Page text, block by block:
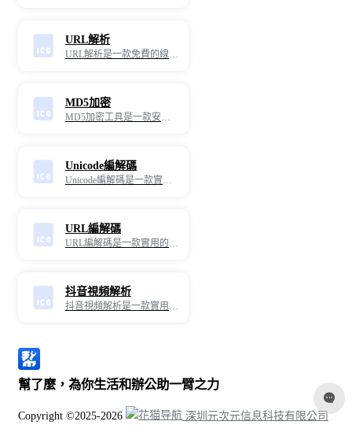
URL解析
URL解析是一款免費的線上功能變數名稱處理工具，可以幫助您快速理解如何解析常見的URL格式，獲取到功能變數名稱請求方法，讓你更快理解網站請求管道，無論您是新手還是專家都可以提高你的工作效率。
MD5加密
MD5加密工具是一款安全高效的密碼强度評估工具，可以方便地用於各種線上活動和應用程序中。 它基於流行的MD5算灋，是一款安全、可靠、易用的密碼强度評估工具，可幫助用戶有效地保護敏感資訊和隱私。
Unicode編解碼
Unicode編解碼是一款實用的線上工具，專為將文字進行Unicode編碼和解碼而設計。 通過這款工具，您可以輕鬆將普通文字轉換為Unicode編碼形式，或將Unicode編碼轉換回普通文字，滿足各種程式設計、資料處理和文字處理需求。
URL編解碼
URL編解碼是一款實用的線上工具，專為將URL（統一資源定位符）進行編碼和解碼而設計。 通過這款工具，您可以輕鬆將普通文字轉換為URL編碼形式，或將URL編碼轉換回普通文字，滿足各種網頁開發、資料傳輸和文字處理需求。
抖音視頻解析
抖音視頻解析是一款實用的抖音視頻無浮水印線上選取工具，專為下載抖音原視頻而設計。 通過這款工具，您可以輕鬆將抖音的作者發佈的無浮水印視頻下載保存到本地。
幫了麼，為你生活和辦公助一臂之力
Copyright ©2025-2026 深圳元次元信息科技有限公司